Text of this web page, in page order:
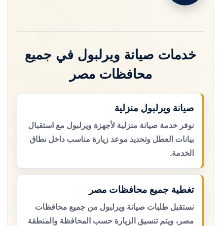
خدمات صيانة ويرلبول في جميع
محافظات مصر
صيانة ويرلبول منزلية
نوفر خدمة صيانة منزلية لأجهزة ويرلبول مع استقبال
بيانات العطل وتحديد موعد زيارة مناسب داخل نطاق
الخدمة.
تغطية جميع محافظات مصر
نستقبل طلبات صيانة ويرلبول من جميع محافظات
مصر، ويتم تنسيق الزيارة حسب المحافظة والمنطقة